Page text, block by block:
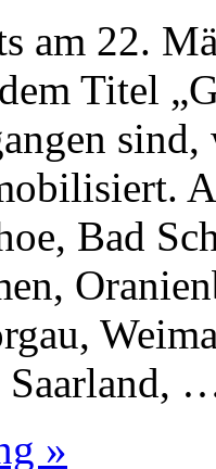
am 22.
Titel
Bad
Saarland,
»